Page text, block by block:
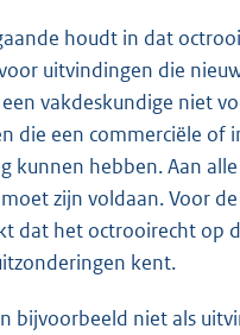
houdt in dat
uitvindingen die
vakdeskundige niet
die een commerciële of
kunnen hebben. Aan
zijn voldaan. Voor
dat het octrooirecht op
kent.
bijvoorbeeld niet als